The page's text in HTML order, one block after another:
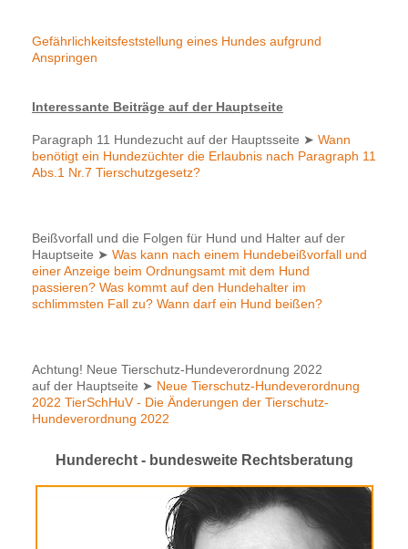
Gefährlichkeitsfeststellung eines Hundes aufgrund
Anspringen
Interessante Beiträge auf der Hauptseite
Paragraph 11 Hundezucht auf der Hauptsseite ➤ Wann
benötigt ein Hundezüchter die Erlaubnis nach Paragraph 11
Abs.1 Nr.7 Tierschutzgesetz?
Beißvorfall und die Folgen für Hund und Halter auf der
Hauptseite ➤ Was kann nach einem Hundebeißvorfall und
einer Anzeige beim Ordnungsamt mit dem Hund
passieren? Was kommt auf den Hundehalter im
schlimmsten Fall zu? Wann darf ein Hund beißen?
Achtung! Neue Tierschutz-Hundeverordnung 2022
auf der Hauptseite ➤ Neue Tierschutz-Hundeverordnung
2022 TierSchHuV - Die Änderungen der Tierschutz-
Hundeverordnung 2022
Hunderecht - bundesweite Rechtsberatung